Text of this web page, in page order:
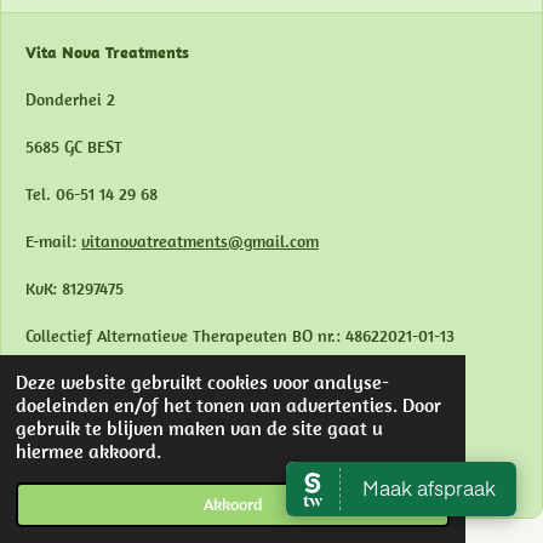
Deze website gebruikt cookies voor analyse-
doeleinden en/of het tonen van advertenties. Door
gebruik te blijven maken van de site gaat u
hiermee akkoord.
Akkoord
Vita Nova Treatments
Donderhei 2
5685 GC BEST
Tel. 06-51 14 29 68
E-mail: vitanovatreatments@gmail.com
KvK: 81297475
Collectief Alternatieve Therapeuten BO nr.: 48622021-01-13
BTW vrijgesteld
IBAN: NL54 KNAB 0507 7693 92
© 2026 Vita Nova Treatments